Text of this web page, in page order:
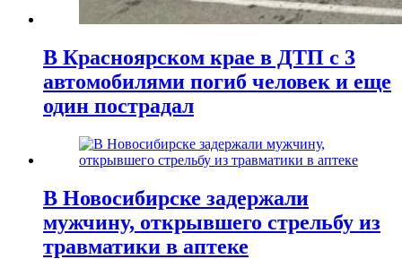
В Красноярском крае в ДТП с 3
автомобилями погиб человек и еще
один пострадал
В Новосибирске задержали
мужчину, открывшего стрельбу из
травматики в аптеке